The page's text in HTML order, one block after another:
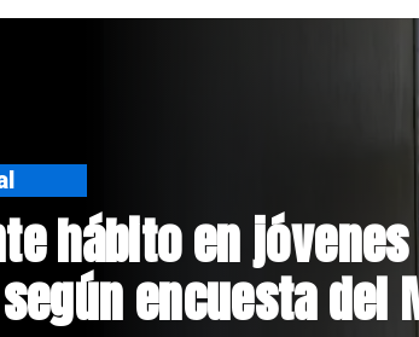
creación del
Piñera con